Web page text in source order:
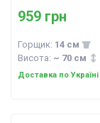
959 грн
Горщик: 14 см
Висота: ~ 70 см
Доставка по Україні